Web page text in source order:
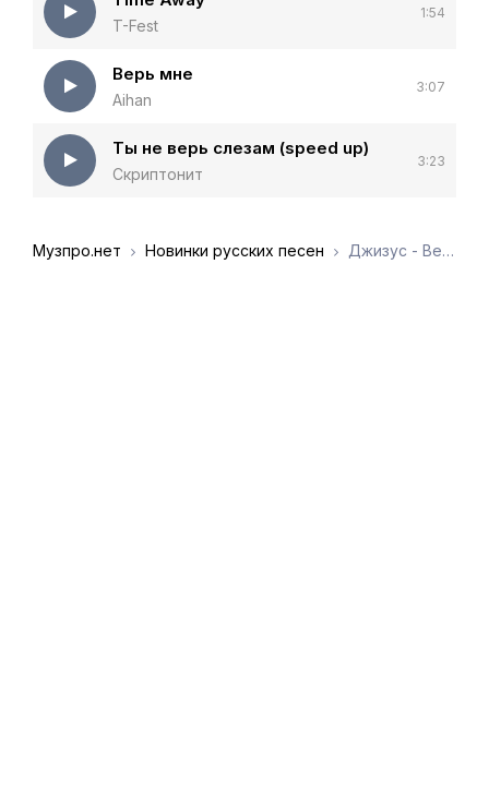
T-Fest
1:54
Верь мне
Aihan
3:07
Ты не верь слезам (speed up)
Скриптонит
3:23
Музпро.нет Новинки русских песен Джизус - Верь